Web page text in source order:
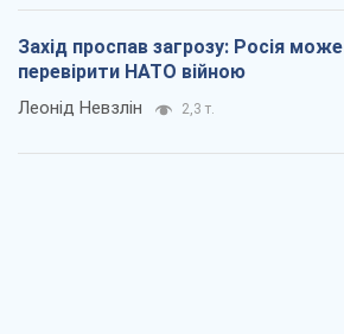
Захід проспав загрозу: Росія може
перевірити НАТО війною
Леонід Невзлін 2,3 т.